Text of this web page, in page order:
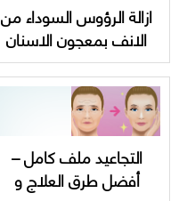
ازالة الرؤوس السوداء من
الانف بمعجون الاسنان
بأبسط الخطوات
التجاعيد ملف كامل –
أفضل طرق العلاج و